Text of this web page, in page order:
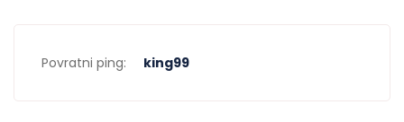
Povratni ping: king99